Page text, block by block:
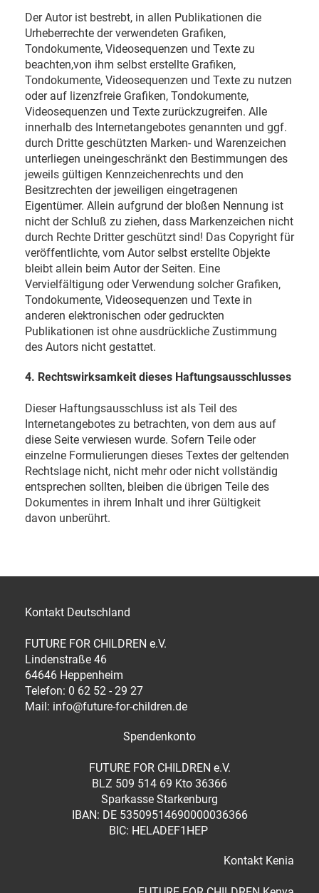
Der Autor ist bestrebt, in allen Publikationen die
Urheberrechte der verwendeten Grafiken,
Tondokumente, Videosequenzen und Texte zu
beachten,von ihm selbst erstellte Grafiken,
Tondokumente, Videosequenzen und Texte zu nutzen
oder auf lizenzfreie Grafiken, Tondokumente,
Videosequenzen und Texte zurückzugreifen. Alle
innerhalb des Internetangebotes genannten und ggf.
durch Dritte geschützten Marken- und Warenzeichen
unterliegen uneingeschränkt den Bestimmungen des
jeweils gültigen Kennzeichenrechts und den
Besitzrechten der jeweiligen eingetragenen
Eigentümer. Allein aufgrund der bloßen Nennung ist
nicht der Schluß zu ziehen, dass Markenzeichen nicht
durch Rechte Dritter geschützt sind! Das Copyright für
veröffentlichte, vom Autor selbst erstellte Objekte
bleibt allein beim Autor der Seiten. Eine
Vervielfältigung oder Verwendung solcher Grafiken,
Tondokumente, Videosequenzen und Texte in
anderen elektronischen oder gedruckten
Publikationen ist ohne ausdrückliche Zustimmung
des Autors nicht gestattet.
4. Rechtswirksamkeit dieses Haftungsausschlusses
Dieser Haftungsausschluss ist als Teil des
Internetangebotes zu betrachten, von dem aus auf
diese Seite verwiesen wurde. Sofern Teile oder
einzelne Formulierungen dieses Textes der geltenden
Rechtslage nicht, nicht mehr oder nicht vollständig
entsprechen sollten, bleiben die übrigen Teile des
Dokumentes in ihrem Inhalt und ihrer Gültigkeit
davon unberührt.
Kontakt Deutschland
FUTURE FOR CHILDREN e.V.
Lindenstraße 46
64646 Heppenheim
Telefon: 0 62 52 - 29 27
Mail: info@future-for-children.de
Spendenkonto
FUTURE FOR CHILDREN e.V.
BLZ 509 514 69 Kto 36366
Sparkasse Starkenburg
IBAN: DE 53509514690000036366
BIC: HELADEF1HEP
Kontakt Kenia